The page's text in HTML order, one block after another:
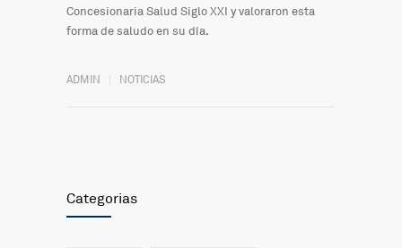
Concesionaria Salud Siglo XXI y valoraron esta
forma de saludo en su día.
ADMIN NOTICIAS
Categorias